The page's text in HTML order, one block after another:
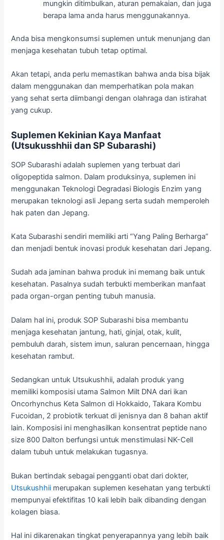
mungkin ditimbulkan, aturan pemakaian, dan juga
berapa lama anda harus menggunakannya.
Anda bisa mengkonsumsi suplemen untuk menunjang dan
menjaga kesehatan tubuh tetap optimal.
Akan tetapi, anda perlu memastikan bahwa anda bisa bijak
dalam menggunakan dan memperhatikan pola makan
yang sehat serta diimbangi dengan olahraga dan istirahat
yang cukup.
Suplemen Kekinian Kaya Manfaat
(Utsukusshhii dan SP Subarashi)
SOP Subarashi adalah suplemen yang terbuat dari
oligopeptida salmon. Dalam produksinya, suplemen ini
menggunakan Teknologi Degradasi Biologis Enzim yang
merupakan teknologi asli Jepang serta sudah memperoleh
hak paten dan Jepang.
Kata Subarashi sendiri memiliki arti “Yang Paling Berharga”
dan menjadi bentuk inovasi produk kesehatan dari Jepang.
Sudah ada jaminan bahwa produk ini memang baik untuk
kesehatan. Pasalnya sudah terbukti memberikan manfaat
pada organ-organ penting tubuh manusia.
Dalam hal ini, produk SOP Subarashi bisa membantu
menjaga kesehatan jantung, hati, ginjal, otak, kulit,
pembuluh darah, sistem imun, saluran pencernaan, hingga
kesehatan rambut.
Sedangkan untuk Utsukushhii, adalah produk yang
memiliki komposisi utama Salmon Milt DNA dari ikan
Oncorhynchus Keta Salmon di Hokkaido, Takara Kombu
Fucoidan, 2 probiotik terkuat di jenisnya dan 8 bahan aktif
lain. Komposisi ini menghasilkan konsentrat peptide nano
size 800 Dalton berfungsi untuk menstimulasi NK-Cell
dalam tubuh untuk melakukan tugasnya.
Bukan bertindak sebagai pengganti obat dari dokter,
Utsukushhii merupakan suplemen kesehatan yang terbukti
mempunyai efektifitas 10 kali lebih baik dibanding dengan
kolagen biasa.
Hal ini dikarenakan tingkat penyerapannya yang lebih baik